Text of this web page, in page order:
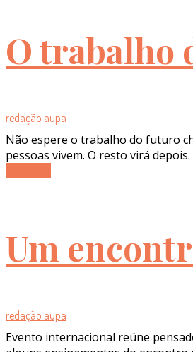
O trabalho
redação aupa
Não espere o trabalho do futuro
pessoas vivem. O resto virá depois.
Um
redação aupa
Evento internacional reúne